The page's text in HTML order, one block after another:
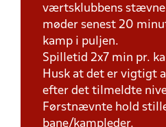
værtsklubbens
møder senest 20
kamp i puljen.
Spilletid 2x7 min pr.
Husk at det er vigtigt
efter det tilmeldte
Førstnævnte hold
bane/kampleder.